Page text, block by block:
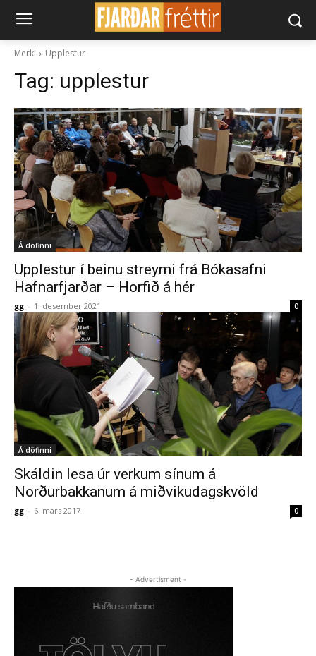
Merki Upplestur
Tag: upplestur
Á döfinni
Upplestur í beinu streymi frá Bókasafni
Hafnarfjarðar – Horfið á hér
gg - 1. desember 2021 0
Á döfinni
Skáldin lesa úr verkum sínum á
Norðurbakkanum á miðvikudagskvöld
gg - 6. mars 2017 0
- Advertisment -